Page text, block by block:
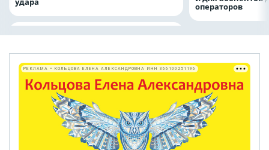
операторов
РЕКЛАМА • КОЛЬЦОВА ЕЛЕНА АЛЕКСАНДРОВНА ИНН 366100251196